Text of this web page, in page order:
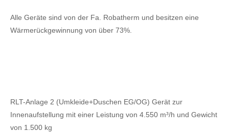
Alle Geräte sind von der Fa. Robatherm und besitzen eine
Wärmerückgewinnung von über 73%.
RLT-Anlage 2 (Umkleide+Duschen EG/OG) Gerät zur
Innenaufstellung mit einer Leistung von 4.550 m³/h und Gewicht
von 1.500 kg